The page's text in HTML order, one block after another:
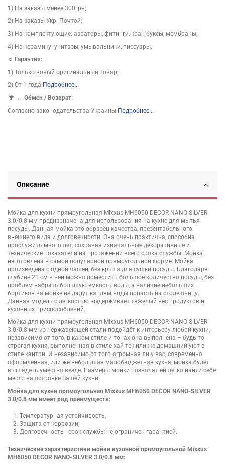
1) На заказы менее 300грн;
2) На заказы Укр. Почтой;
3) На комплектующие: аэраторы, фитинги, кран-буксы, мембраны;
4) На керамику: унитазы, умывальники, писсуары;
☼ Гарантия:
1) Только новый оригинальный товар;
2) От 1 года Подробнее...
↔Обмен / Возврат:
Согласно законодательства Украины Подробнее...
Описание
Мойка для кухни прямоугольная Mixxus MH6050 DECOR NANO-SILVER
3.0/0.8 мм предназначена для использования на кухне для мытья
посуды. Данная мойка это образец качества, презентабельного
внешнего вида и долговечности. Она очень практична, способна
прослужить много лет, сохраняя изначальные декоративные и
технические показатели на протяжении всего срока службы. Мойка
изготовлена в самой популярной прямоугольной форме. Мойка
произведена с одной чашей, без крыла для сушки посуды. Благодаря
глубине 21 см в ней можно поместить большое количество посуды, без
проблем набрать большую емкость воды, а наличие небольших
бортиков на мойке не дадут каплям воды попасть на столешницу.
Данная модель с легкостью выдерживает тяжелый вес продуктов и
кухонных приспособлений.
Мойка для кухни прямоугольная Mixxus MH6050 DECOR NANO-SILVER
3.0/0.8 мм из нержавеющей стали подойдёт к интерьеру любой кухни,
независимо от того, в каком стиле и тонах она выполнена – будь-то
строгая кухня, выполненная в стиле хай-тек или же домашний уют в
стиле кантри. И независимо от того огромная ли у вас, современно
оформленная, или же небольшая малобюджетная кухня, мойка будет
выглядеть уместно везде. Размеры мойки позволят ей легко найти себе
место на островке Вашей кухни.
Мойка для кухни прямоугольная Mixxus MH6050 DECOR NANO-SILVER
3.0/0.8 мм имеет ряд преимуществ:
Температурная устойчивость,
Защита от коррозии,
Долговечность - срок службы не ограничен гарантией.
Технические характеристики мойки кухонной прямоугольной Mixxus
MH6050 DECOR NANO-SILVER 3.0/0.8 мм: